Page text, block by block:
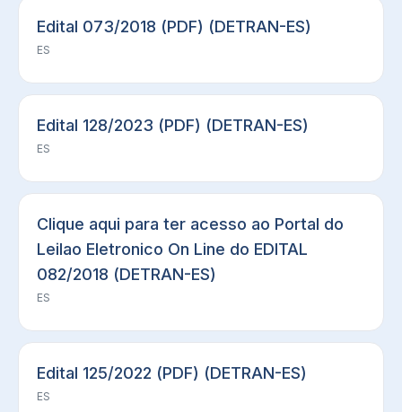
Edital 073/2018 (PDF) (DETRAN-ES)
ES
Edital 128/2023 (PDF) (DETRAN-ES)
ES
Clique aqui para ter acesso ao Portal do
Leilao Eletronico On Line do EDITAL
082/2018 (DETRAN-ES)
ES
Edital 125/2022 (PDF) (DETRAN-ES)
ES